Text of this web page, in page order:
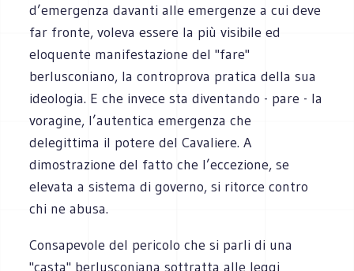
d’emergenza davanti alle emergenze a cui deve
far fronte, voleva essere la più visibile ed
eloquente manifestazione del "fare"
berlusconiano, la controprova pratica della sua
ideologia. E che invece sta diventando - pare - la
voragine, l’autentica emergenza che
delegittima il potere del Cavaliere. A
dimostrazione del fatto che l’eccezione, se
elevata a sistema di governo, si ritorce contro
chi ne abusa.
Consapevole del pericolo che si parli di una
"casta" berlusconiana sottratta alle leggi